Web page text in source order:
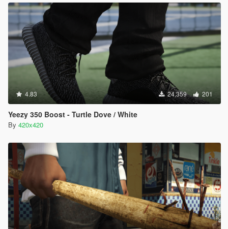
4.83 24,359 201
Yeezy 350 Boost - Turtle Dove / White
By 420x420